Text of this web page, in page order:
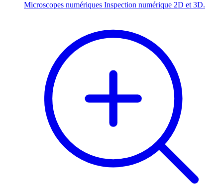
Microscopes numériques Inspection numérique 2D et 3D.